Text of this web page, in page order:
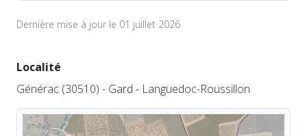
Dernière mise à jour le 01 juillet 2026
Localité
Générac (30510) - Gard - Languedoc-Roussillon